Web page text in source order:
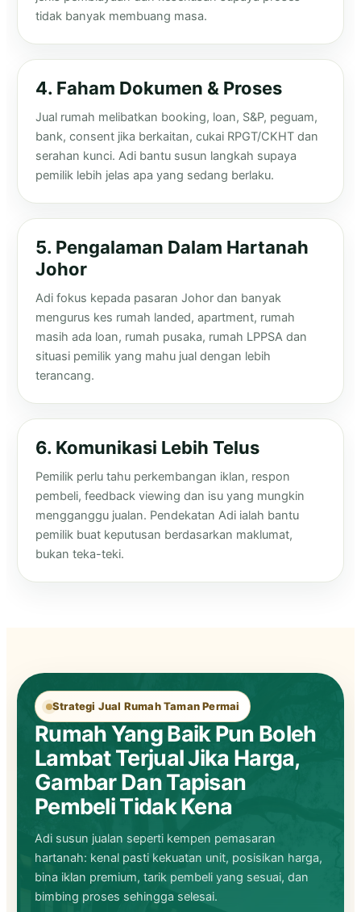
tidak banyak membuang masa.
4. Faham Dokumen & Proses
Jual rumah melibatkan booking, loan, S&P, peguam,
bank, consent jika berkaitan, cukai RPGT/CKHT dan
serahan kunci. Adi bantu susun langkah supaya
pemilik lebih jelas apa yang sedang berlaku.
5. Pengalaman Dalam Hartanah
Johor
Adi fokus kepada pasaran Johor dan banyak
mengurus kes rumah landed, apartment, rumah
masih ada loan, rumah pusaka, rumah LPPSA dan
situasi pemilik yang mahu jual dengan lebih
terancang.
6. Komunikasi Lebih Telus
Pemilik perlu tahu perkembangan iklan, respon
pembeli, feedback viewing dan isu yang mungkin
mengganggu jualan. Pendekatan Adi ialah bantu
pemilik buat keputusan berdasarkan maklumat,
bukan teka-teki.
Strategi Jual Rumah Taman Permai
Rumah Yang Baik Pun Boleh
Lambat Terjual Jika Harga,
Gambar Dan Tapisan
Pembeli Tidak Kena
Adi susun jualan seperti kempen pemasaran
hartanah: kenal pasti kekuatan unit, posisikan harga,
bina iklan premium, tarik pembeli yang sesuai, dan
bimbing proses sehingga selesai.